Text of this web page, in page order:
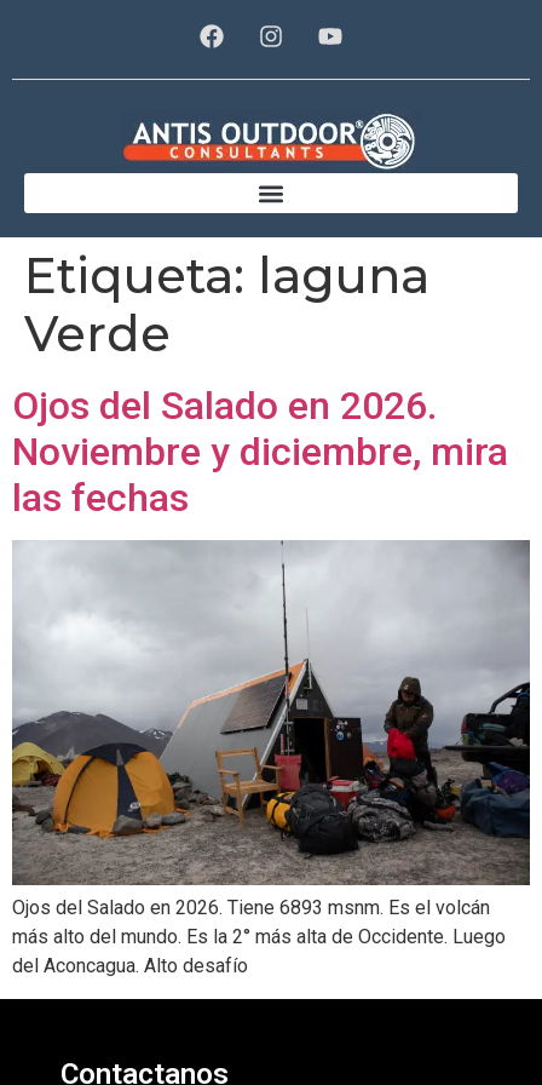
Etiqueta: laguna
Verde
Ojos del Salado en 2026.
Noviembre y diciembre, mira
las fechas
Ojos del Salado en 2026. Tiene 6893 msnm. Es el volcán
más alto del mundo. Es la 2° más alta de Occidente. Luego
del Aconcagua. Alto desafío
Contactanos